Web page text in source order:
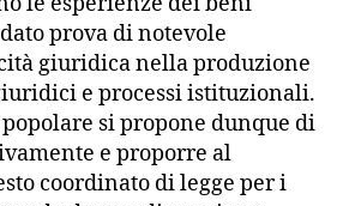
prova di notevole
giuridica nella produzione
e processi istituzionali.
si propone dunque di
e proporre al
coordinato di legge per i